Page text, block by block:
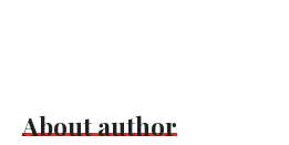
About author